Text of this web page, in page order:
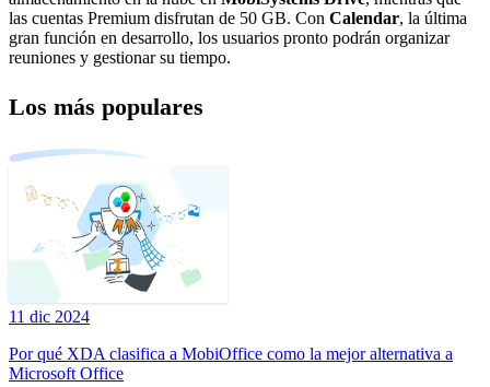
las cuentas Premium disfrutan de 50 GB. Con Calendar, la última
gran función en desarrollo, los usuarios pronto podrán organizar
reuniones y gestionar su tiempo.
Los más populares
11 dic 2024
Por qué XDA clasifica a MobiOffice como la mejor alternativa a
Microsoft Office